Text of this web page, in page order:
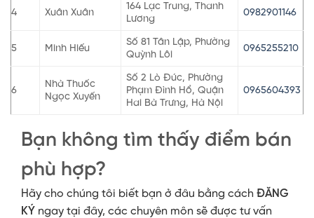
4 Xuân Xuân
164 Lạc Trung, Thanh
Lương
0982901146
5 Minh Hiếu
Số 81 Tân Lập, Phường
Quỳnh Lôi
0965255210
6
Nhà Thuốc
Ngọc Xuyến
Số 2 Lò Đúc, Phường
Phạm Đình Hổ, Quận
Hai Bà Trưng, Hà Nội
0965604393
Bạn không tìm thấy điểm bán
phù hợp?
Hãy cho chúng tôi biết bạn ở đâu bằng cách ĐĂNG
KÝ ngay tại đây, các chuyên môn sẽ được tư vấn